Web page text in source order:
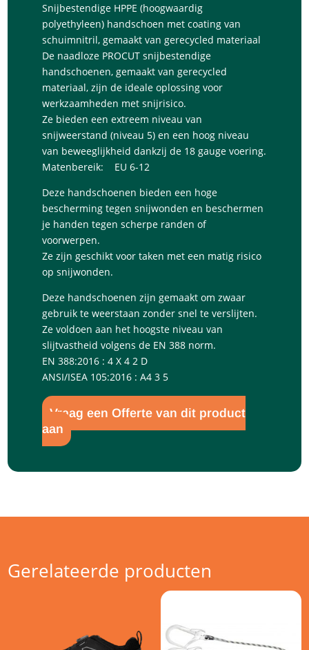
Snijbestendige HPPE (hoogwaardig
polyethyleen) handschoen met coating van
schuimnitril, gemaakt van gerecycled materiaal
De naadloze PROCUT snijbestendige
handschoenen, gemaakt van gerecycled
materiaal, zijn de ideale oplossing voor
werkzaamheden met snijrisico.
Ze bieden een extreem niveau van
snijweerstand (niveau 5) en een hoog niveau
van beweeglijkheid dankzij de 18 gauge voering.
Matenbereik: EU 6-12
Deze handschoenen bieden een hoge
bescherming tegen snijwonden en beschermen
je handen tegen scherpe randen of
voorwerpen.
Ze zijn geschikt voor taken met een matig risico
op snijwonden.
Deze handschoenen zijn gemaakt om zwaar
gebruik te weerstaan zonder snel te verslijten.
Ze voldoen aan het hoogste niveau van
slijtvastheid volgens de EN 388 norm.
EN 388:2016 : 4 X 4 2 D
ANSI/ISEA 105:2016 : A4 3 5
Vraag een Offerte van dit product
aan
Gerelateerde producten